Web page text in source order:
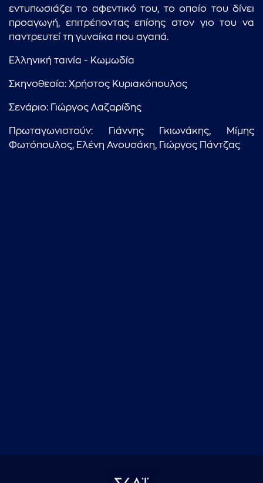
εντυπωσιάζει το αφεντικό του, το οποίο του δίνει
προαγωγή, επιτρέποντας επίσης στον γιο του να
παντρευτεί τη γυναίκα που αγαπά.
Ελληνική ταινία - Κωμωδία
Σκηνοθεσία: Χρήστος Κυριακόπουλος
Σενάριο: Γιώργος Λαζαρίδης
Πρωταγωνιστούν: Γιάννης Γκιωνάκης, Μίμης
Φωτόπουλος, Ελένη Ανουσάκη, Γιώργος Πάντζας